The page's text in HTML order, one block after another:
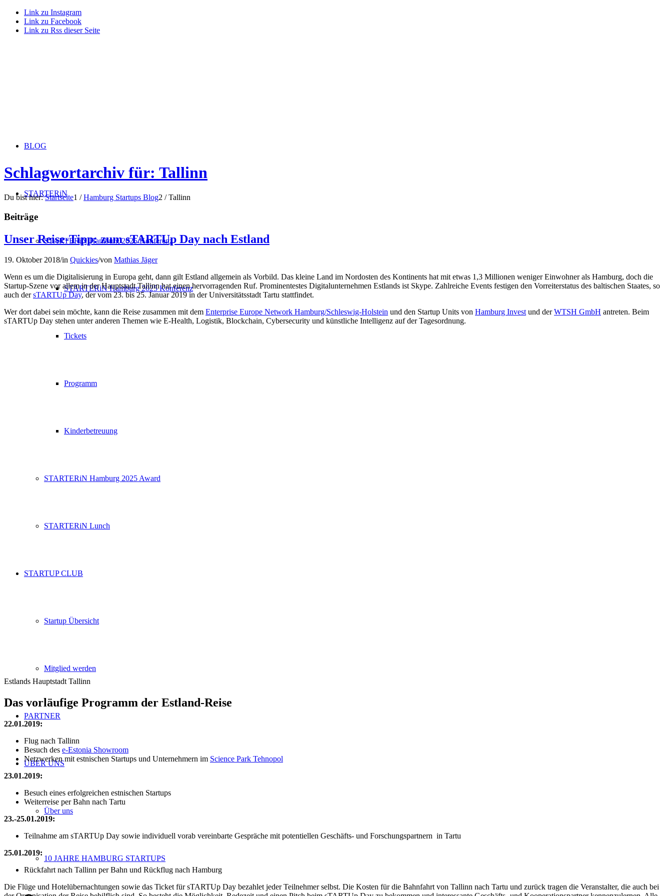
Link zu Instagram
Link zu Facebook
Link zu Rss dieser Seite
BLOG
STARTERiN
STARTERiN Hamburg 2025 Konferenz
STARTERiN Hamburg 2025 Konferenz
Tickets
Programm
Kinderbetreuung
STARTERiN Hamburg 2025 Award
STARTERiN Lunch
STARTUP CLUB
Startup Übersicht
Mitglied werden
PARTNER
ÜBER UNS
Über uns
10 JAHRE HAMBURG STARTUPS
Schlagwortarchiv für: Tallinn
Du bist hier: Startseite1 / Hamburg Startups Blog2 / Tallinn
Beiträge
Unser Reise-Tipp: zum sTARTUp Day nach Estland
19. Oktober 2018/in Quickies/von Mathias Jäger
Wenn es um die Digitalisierung in Europa geht, dann gilt Estland allgemein als Vorbild. Das kleine Land im Nordosten des Kontinents hat mit etwas 1,3 Millionen weniger Einwohner als Hamburg, doch die
Startup-Szene vor allem in der Hauptstadt Tallinn hat einen hervorragenden Ruf. Prominentestes Digitalunternehmen Estlands ist Skype. Zahlreiche Events festigen den Vorreiterstatus des baltischen Staates, so
auch dersTARTUp Day, der vom 23. bis 25. Januar 2019 in der Universitätsstadt Tartu stattfindet.
Wer dort dabei sein möchte, kann die Reise zusammen mit dem Enterprise Europe Network Hamburg/Schleswig-Holstein und den Startup Units von Hamburg Investund derWTSH GmbH antreten. Beim
sTARTUp Day stehen unter anderen Themen wie E-Health, Logistik, Blockchain, Cybersecurity und künstliche Intelligenz auf der Tagesordnung.
Estlands Hauptstadt Tallinn
Das vorläufige Programm der Estland-Reise
22.01.2019:
Flug nach Tallinn
Besuch des e-Estonia Showroom
Netzwerken mit estnischen Startups und Unternehmern im Science Park Tehnopol
23.01.2019:
Besuch eines erfolgreichen estnischen Startups
Weiterreise per Bahn nach Tartu
23.-25.01.2019:
Teilnahme am sTARTUp Day sowie individuell vorab vereinbarte Gespräche mit potentiellen Geschäfts- und Forschungspartnern in Tartu
25.01.2019:
Rückfahrt nach Tallinn per Bahn und Rückflug nach Hamburg
Die Flüge und Hotelübernachtungen sowie das Ticket für sTARTUp Day bezahlet jeder Teilnehmer selbst. Die Kosten für die Bahnfahrt von Tallinn nach Tartu und zurück tragen die Veranstalter, die auch bei